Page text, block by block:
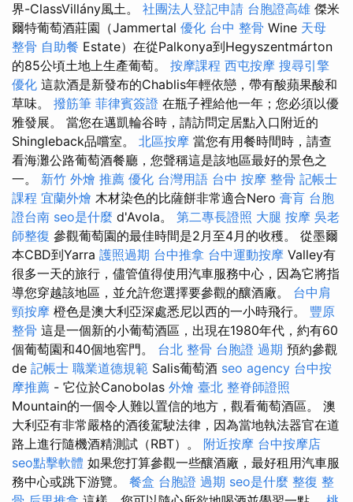
界-ClassVillány風土。 社團法人登記申請 台胞證高雄 傑米
爾特葡萄酒莊園（Jammertal 優化 台中 整骨 Wine 天母
整骨 自助餐 Estate）在從Palkonya到Hegyszentmárton
的85公頃土地上生產葡萄。 按摩課程 西屯按摩 搜尋引擎
優化 這款酒是新發布的Chablis年輕依戀，帶有酸蘋果酸和
草味。 撥筋筆 菲律賓簽證 在瓶子裡給他一年；您必須以優
雅發展。 當您在邁凱輪谷時，請訪問定居點入口附近的
Shingleback品嚐室。 北區按摩 當您有用餐時間時，請查
看海灘公路葡萄酒餐廳，您聲稱這是該地區最好的景色之
一。 新竹 外燴 推薦 優化 台灣用語 台中 按摩 整骨 記帳士
課程 宜蘭外燴 木材染色的比薩餅非常適合Nero 膏肓 台胞
證台南 seo是什麼 d'Avola。 第二專長證照 大腿 按摩 吳老
師整復 參觀葡萄園的最佳時間是2月至4月的收穫。 從墨爾
本CBD到Yarra 護照過期 台中推拿 台中運動按摩 Valley有
很多一天的旅行，儘管值得使用汽車服務中心，因為它將指
導您穿越該地區，並允許您選擇要參觀的釀酒廠。 台中肩
頸按摩 橙色是澳大利亞深處悉尼以西的一小時飛行。 豐原
整骨 這是一個新的小葡萄酒區，出現在1980年代，約有60
個葡萄園和40個地窖門。 台北 整骨 台胞證 過期 預約參觀
de 記帳士 職業道德規範 Salis葡萄酒 seo agency 台中按
摩推薦 - 它位於Canobolas 外燴 臺北 整脊師證照
Mountain的一個令人難以置信的地方，觀看葡萄酒區。 澳
大利亞有非常嚴格的酒後駕駛法律，因為當地執法器官在道
路上進行隨機酒精測試（RBT）。 附近按摩 台中按摩店
seo點擊軟體 如果您打算參觀一些釀酒廠，最好租用汽車服
務中心或跳下游覽。 餐盒 台胞證 過期 seo是什麼 整復 整